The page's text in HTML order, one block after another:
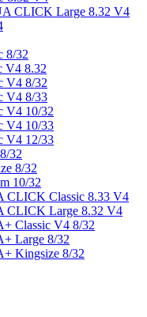
CLICK Large 8.32 V4
8/32
V4 8.32
V4 8/32
V4 8/33
V4 10/32
V4 10/33
V4 12/33
32
8/32
10/32
CLICK Classic 8.33 V4
CLICK Large 8.32 V4
Classic V4 8/32
Large 8/32
Kingsize 8/32